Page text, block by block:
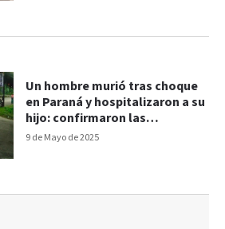
9 de Mayo de 2025
Un hombre murió tras choque
en Paraná y hospitalizaron a su
hijo: confirmaron las
identidades